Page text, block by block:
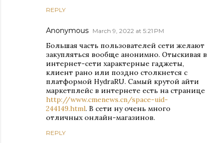
REPLY
Anonymous March 9, 2022 at 5:21 PM
Большая часть пользователей сети желают
закупляться вообще анонимно. Отыскивая в
интернет-сети характерные гаджеты,
клиент рано или поздно столкнется с
платформой HydraRU. Самый крутой айти
маркетплейс в интернете есть на странице
http://www.cmenews.cn/space-uid-
244149.html. В сети ну очень много
отличных онлайн-магазинов.
REPLY